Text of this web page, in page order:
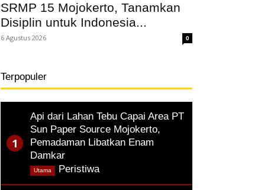
SRMP 15 Mojokerto, Tanamkan
Disiplin untuk Indonesia...
6 Agustus 2026 0
Terpopuler
Api dari Lahan Tebu Capai Area PT
Sun Paper Source Mojokerto,
Pemadaman Libatkan Enam
Damkar
Peristiwa,
Utama